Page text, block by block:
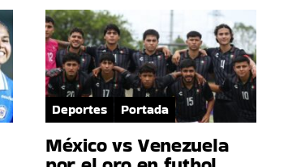
Deportes Portada
México vs Venezuela